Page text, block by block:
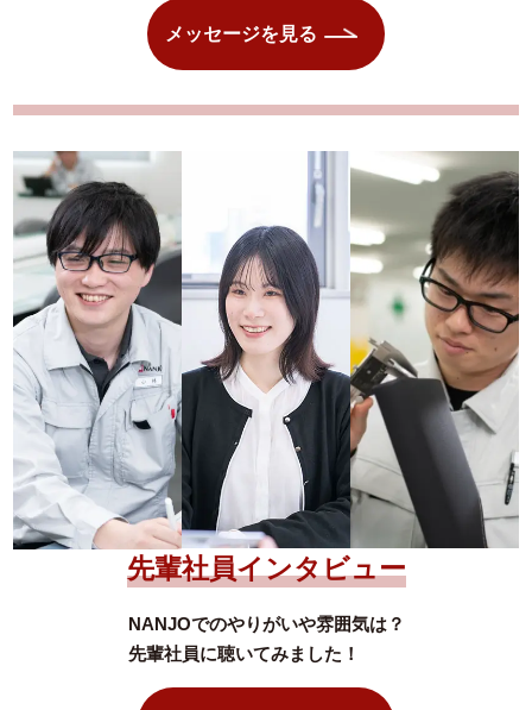
メッセージを見る
先輩社員インタビュー
NANJOでのやりがいや雰囲気は？
先輩社員に聴いてみました！